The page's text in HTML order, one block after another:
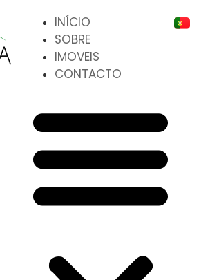
INÍCIO
SOBRE
IMOVEIS
CONTACTO